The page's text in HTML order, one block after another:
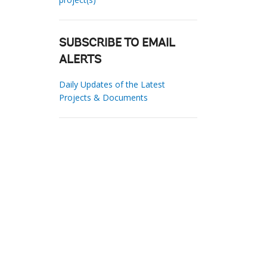
SUBSCRIBE TO EMAIL
ALERTS
Daily Updates of the Latest
Projects & Documents